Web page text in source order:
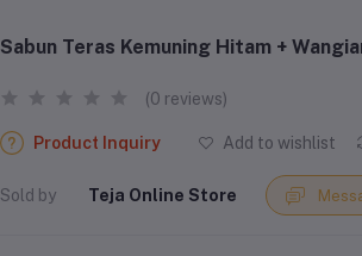
Sabun Teras Kemuning Hitam +
(0 reviews)
Product Inquiry Add to wishlist
Sold by Teja Online Store